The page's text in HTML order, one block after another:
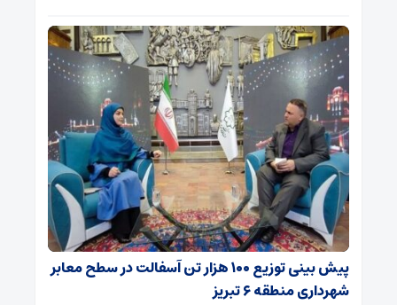
پیش بینی توزیع ۱۰۰ هزار تن آسفالت در سطح معابر
شهرداری منطقه ۶ تبریز